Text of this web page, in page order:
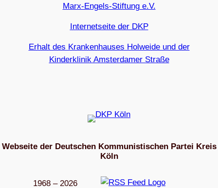
Marx-Engels-Stiftung e.V.
Internetseite der DKP
Erhalt des Krankenhauses Holweide und der
Kinderklinik Amsterdamer Straße
Webseite der Deutschen Kommunistischen Partei Kreis
Köln
1968 – 2026